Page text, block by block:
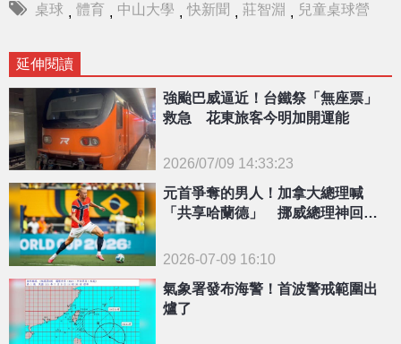
桌球 體育 中山大學 快新聞 莊智淵 兒童桌球營
延伸閱讀
{PLAYICON}
強颱巴威逼近！台鐵祭「無座票」
救急 花東旅客今明加開運能
2026/07/09 14:33:23
元首爭奪的男人！加拿大總理喊
「共享哈蘭德」 挪威總理神回：
2026-07-09 16:10
氣象署發布海警！首波警戒範圍出
爐了